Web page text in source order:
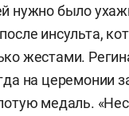
нужно было
инсульта,
жестами.
на церемонии
медаль.